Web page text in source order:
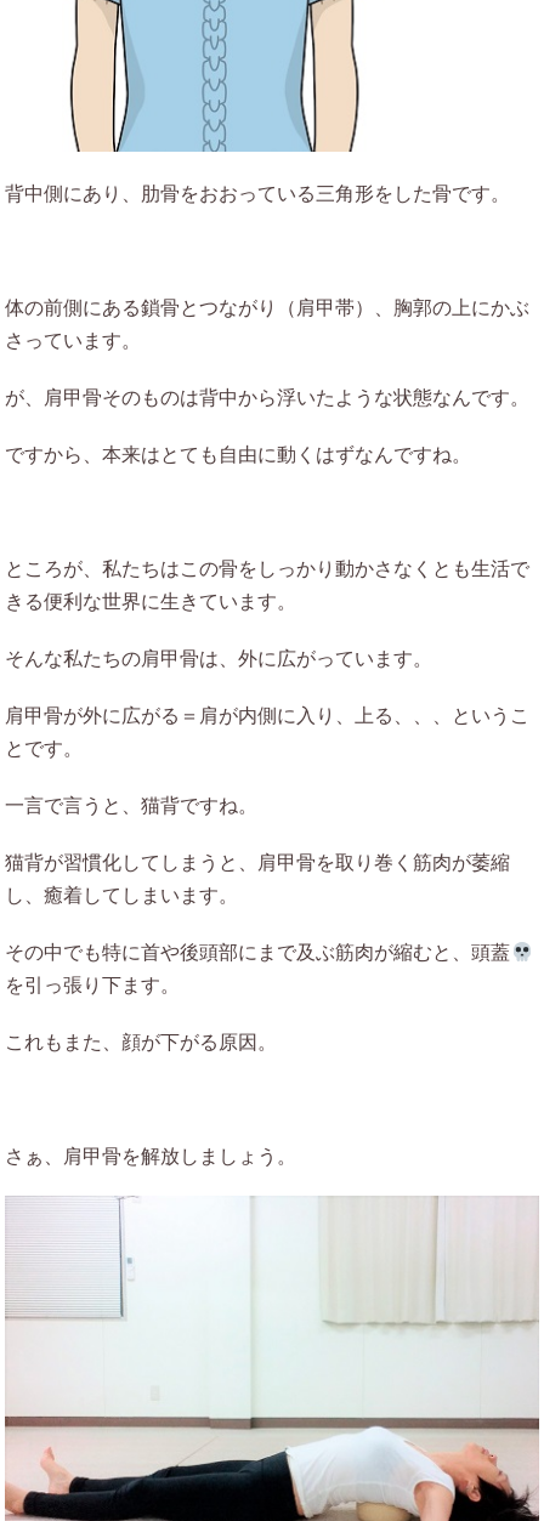
背中側にあり、肋骨をおおっている三角形をした骨です。
体の前側にある鎖骨とつながり（肩甲帯）、胸郭の上にかぶ
さっています。
が、肩甲骨そのものは背中から浮いたような状態なんです。
ですから、本来はとても自由に動くはずなんですね。
ところが、私たちはこの骨をしっかり動かさなくとも生活で
きる便利な世界に生きています。
そんな私たちの肩甲骨は、外に広がっています。
肩甲骨が外に広がる＝肩が内側に入り、上る、、、というこ
とです。
一言で言うと、猫背ですね。
猫背が習慣化してしまうと、肩甲骨を取り巻く筋肉が萎縮
し、癒着してしまいます。
その中でも特に首や後頭部にまで及ぶ筋肉が縮むと、頭蓋
を引っ張り下ます。
これもまた、顔が下がる原因。
さぁ、肩甲骨を解放しましょう。